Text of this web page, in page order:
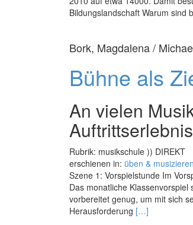
Bildungslandschaft Warum sind
Bork, Magdalena /
Bühne als
An vielen
Rubrik: musikschule )) DIREKT
erschienen in: üben &
Szene 1: Vorspielstunde Im
Das monatliche
vorbereitet genug, um mit sich
Herausforderung Read
[…]